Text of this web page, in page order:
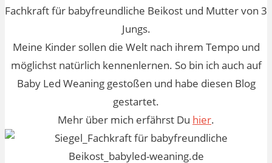
Fachkraft für babyfreundliche Beikost und Mutter von 3
Jungs.
Meine Kinder sollen die Welt nach ihrem Tempo und
möglichst natürlich kennenlernen. So bin ich auch auf
Baby Led Weaning gestoßen und habe diesen Blog
gestartet.
Mehr über mich erfährst Du hier.